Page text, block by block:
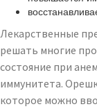
Лекарственные
решать многие
состояние при
иммунитета.
которое можно